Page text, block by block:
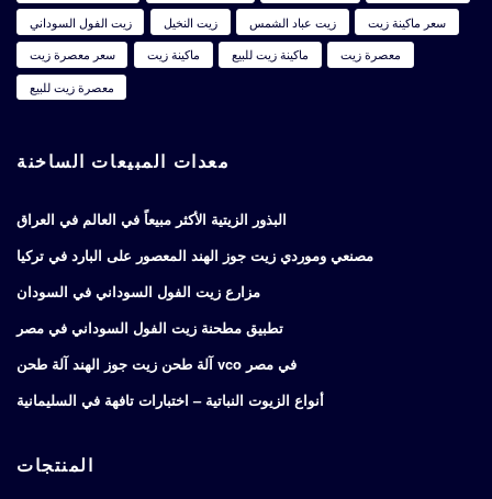
زيت الفول السوداني
زيت النخيل زيت عباد الشمس
سعر ماكينة زيت
سعر معصرة زيت
ماكينة زيت ماكينة زيت للبيع
معصرة زيت
معصرة زيت للبيع
معدات المبيعات الساخنة
البذور الزيتية الأكثر مبيعاً في العالم في العراق
مصنعي وموردي زيت جوز الهند المعصور على البارد في تركيا
مزارع زيت الفول السوداني في السودان
تطبيق مطحنة زيت الفول السوداني في مصر
آلة طحن زيت جوز الهند آلة طحن vco في مصر
أنواع الزيوت النباتية – اختبارات تافهة في السليمانية
المنتجات